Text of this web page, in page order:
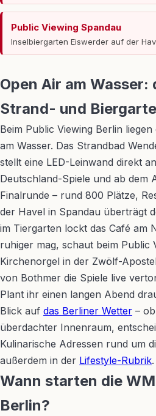
Public Viewing Spandau
Inselbiergarten Eiswerder auf der
Open Air am Wasser:
Strand- und
Beim Public Viewing Berlin
am Wasser. Das Strandbad
stellt eine LED-Leinwand direkt
Deutschland-Spiele und ab dem
Finalrunde – rund 800 Plätze,
der Havel in Spandau überträgt
im Tiergarten lockt das Café am
ruhiger mag, schaut beim Public
Kirchenorgel in der Zwölf-
von Bothmer die Spiele live
Plant ihr einen langen Abend
Blick auf das Berliner Wetter –
überdachter Innenraum,
Kulinarische Adressen rund um
außerdem in der Lifestyle-Rubrik.
Wann starten die
Berlin?